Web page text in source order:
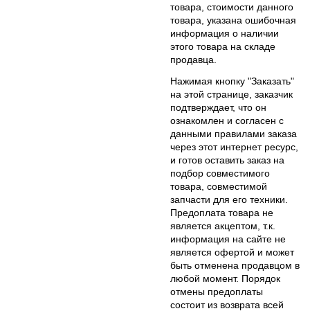
товара, стоимости данного
товара, указана ошибочная
информация о наличии
этого товара на складе
продавца.
Нажимая кнопку "Заказать"
на этой странице, заказчик
подтверждает, что он
ознакомлен и согласен с
данными правилами заказа
через этот интернет ресурс,
и готов оставить заказ на
подбор совместимого
товара, совместимой
запчасти для его техники.
Предоплата товара не
является акцептом, т.к.
информация на сайте не
является офертой и может
быть отменена продавцом в
любой момент. Порядок
отмены предоплаты
состоит из возврата всей